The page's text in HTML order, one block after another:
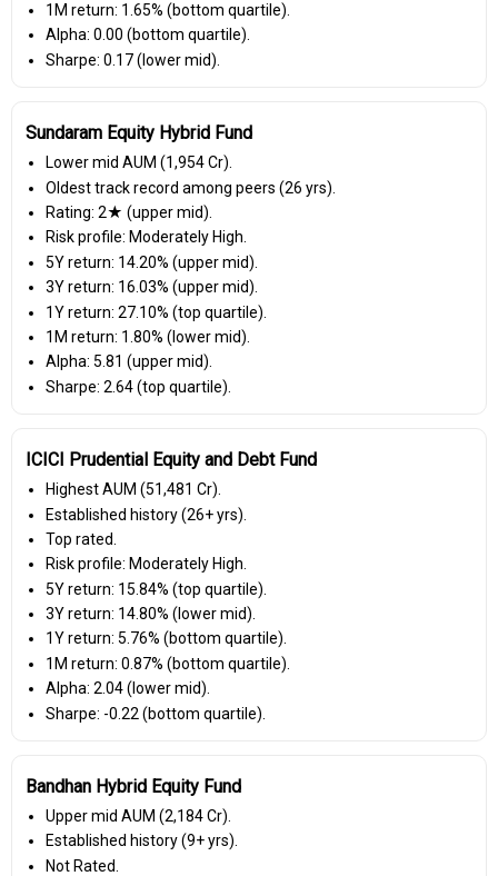
1M return: 1.65% (bottom quartile).
Alpha: 0.00 (bottom quartile).
Sharpe: 0.17 (lower mid).
Sundaram Equity Hybrid Fund
Lower mid AUM (₹1,954 Cr).
Oldest track record among peers (26 yrs).
Rating: 2★ (upper mid).
Risk profile: Moderately High.
5Y return: 14.20% (upper mid).
3Y return: 16.03% (upper mid).
1Y return: 27.10% (top quartile).
1M return: 1.80% (lower mid).
Alpha: 5.81 (upper mid).
Sharpe: 2.64 (top quartile).
ICICI Prudential Equity and Debt Fund
Highest AUM (₹51,481 Cr).
Established history (26+ yrs).
Top rated.
Risk profile: Moderately High.
5Y return: 15.84% (top quartile).
3Y return: 14.80% (lower mid).
1Y return: 5.76% (bottom quartile).
1M return: 0.87% (bottom quartile).
Alpha: 2.04 (lower mid).
Sharpe: -0.22 (bottom quartile).
Bandhan Hybrid Equity Fund
Upper mid AUM (₹2,184 Cr).
Established history (9+ yrs).
Not Rated.